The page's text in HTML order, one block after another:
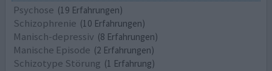
Psychose (19 Erfahrungen)
Schizophrenie (10 Erfahrungen)
Manisch-depressiv (8 Erfahrungen)
Manische Episode (2 Erfahrungen)
Schizotype Störung (1 Erfahrung)